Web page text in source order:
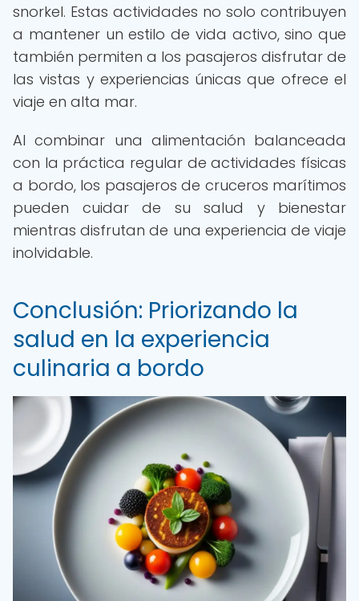
snorkel. Estas actividades no solo contribuyen
a mantener un estilo de vida activo, sino que
también permiten a los pasajeros disfrutar de
las vistas y experiencias únicas que ofrece el
viaje en alta mar.
Al combinar una alimentación balanceada
con la práctica regular de actividades físicas
a bordo, los pasajeros de cruceros marítimos
pueden cuidar de su salud y bienestar
mientras disfrutan de una experiencia de viaje
inolvidable.
Conclusión: Priorizando la
salud en la experiencia
culinaria a bordo